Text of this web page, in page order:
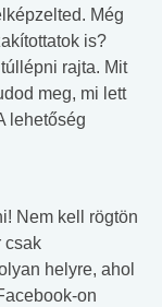
Még
is?
rajta. Mit
meg, mi lett
lehetőség
Nem kell rögtön
csak
helyre, ahol
on